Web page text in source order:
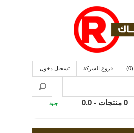
فروع الشركة تسجيل دخول
0 منتجات - 0.0 جنية